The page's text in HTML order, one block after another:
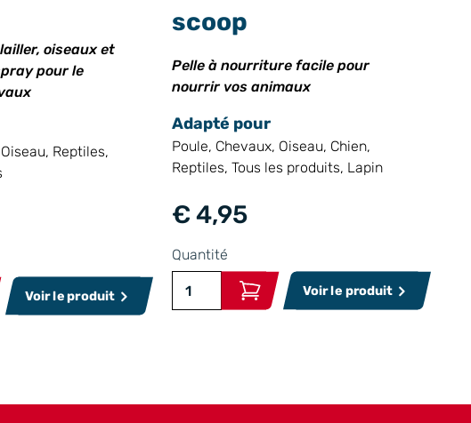
oiseaux et
pour le
Reptiles,
Voir le produit
scoop
Pelle à nourriture facile pour
nourrir vos animaux
Adapté pour
Poule, Chevaux, Oiseau, Chien,
Reptiles, Tous les produits, Lapin
€ 4,95
Quantité
Voir le produit